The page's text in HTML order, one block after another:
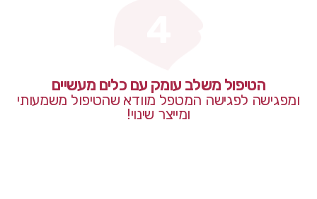
הטיפול משלב עומק עם כלים מעשיים
ומפגישה לפגישה המטפל מוודא שהטיפול משמעותי
ומייצר שינוי!